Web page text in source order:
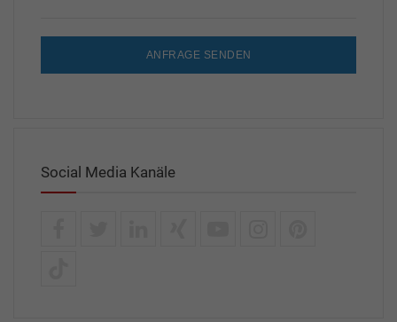
ANFRAGE SENDEN
Social Media Kanäle